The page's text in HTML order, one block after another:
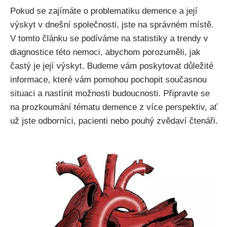
Pokud se zajímáte o problematiku demence a její
výskyt v dnešní společnosti, jste na správném místě.
V tomto článku se podíváme na statistiky a trendy v
diagnostice této nemoci, abychom porozuměli, jak
častý je její výskyt. Budeme vám poskytovat důležité
informace, které vám pomohou pochopit současnou
situaci a nastínit možnosti budoucnosti. Připravte se
na prozkoumání tématu demence z více perspektiv, ať
už jste odborníci, pacienti nebo pouhý zvědaví čtenáři.